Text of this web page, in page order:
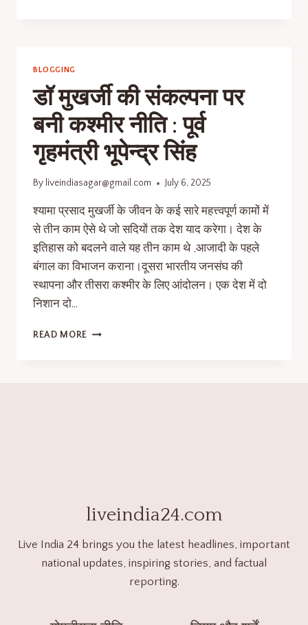
BLOGGING
डॉ मुखर्जी की संकल्पना पर
बनी कश्मीर नीति : पूर्व
गृहमंत्री भूपेन्द्र सिंह
By liveindiasagar@gmail.com July 6, 2025
श्यामा प्रसाद मुखर्जी के जीवन के कई सारे महत्त्वपूर्ण कामों में
से तीन काम ऐसे थे जो सदियों तक देश याद करेगा। देश के
इतिहास को बदलने वाले यह तीन काम थे ,आजादी के पहले
बंगाल का विभाजन कराना।दूसरा भारतीय जनसंघ की
स्थापना और तीसरा कश्मीर के लिए आंदोलन। एक देश में दो
निशान दो…
READ MORE
liveindia24.com
Live India 24 brings you the latest headlines, important
national updates, inspiring stories, and factual
reporting.